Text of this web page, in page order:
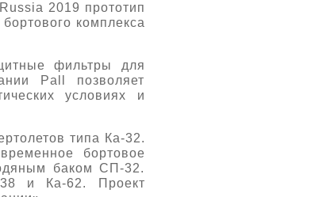
2019 прототип
комплекса
фильтры для
Pall позволяет
условиях и
типа Ка-32.
бортовое
баком СП-32.
и Ка-62. Проект